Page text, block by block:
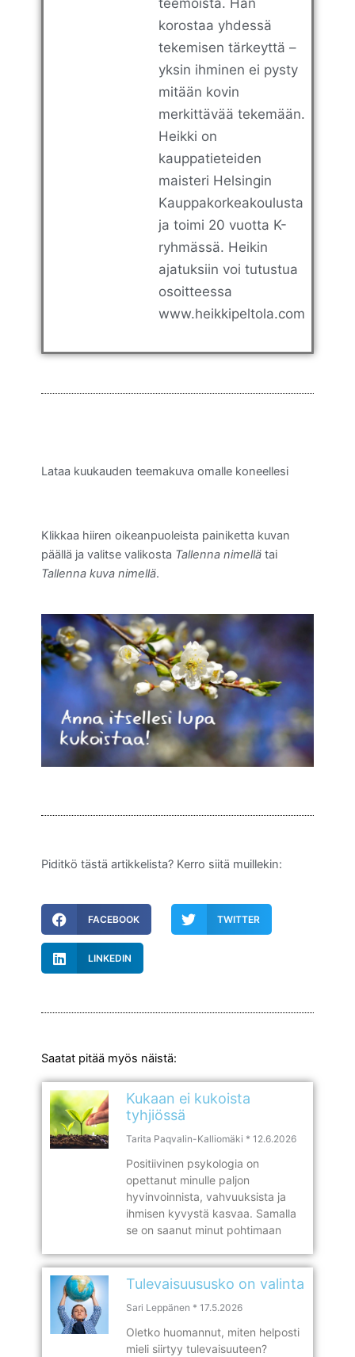
teemoista. Hän
korostaa yhdessä
tekemisen tärkeyttä –
yksin ihminen ei pysty
mitään kovin
merkittävää tekemään.
Heikki on
kauppatieteiden
maisteri Helsingin
Kauppakorkeakoulusta
ja toimi 20 vuotta K-
ryhmässä. Heikin
ajatuksiin voi tutustua
osoitteessa
www.heikkipeltola.com
Lataa kuukauden teemakuva omalle koneellesi
Klikkaa hiiren oikeanpuoleista painiketta kuvan
päällä ja valitse valikosta Tallenna nimellä tai
Tallenna kuva nimellä.
Piditkö tästä artikkelista? Kerro siitä muillekin:
FACEBOOK TWITTER
LINKEDIN
Saatat pitää myös näistä:
Kukaan ei kukoista
tyhjiössä
Tarita Paqvalin-Kalliomäki 12.6.2026
Positiivinen psykologia on
opettanut minulle paljon
hyvinvoinnista, vahvuuksista ja
ihmisen kyvystä kasvaa. Samalla
se on saanut minut pohtimaan
Tulevaisuususko on valinta
Sari Leppänen 17.5.2026
Oletko huomannut, miten helposti
mieli siirtyy tulevaisuuteen?